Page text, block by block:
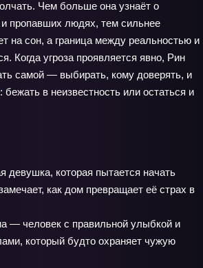
Чем больше она узнаёт о
пропавших людях, тем сильнее
на сон, а граница между реальностью и
Когда угроза проявляется явно, Рин
самой — выбирать, кому доверять, и
в неизвестность или остаться и
девушка, которая пытается начать
как дом превращает её страх в
— человек с правильной улыбкой и
который будто охраняет чужую